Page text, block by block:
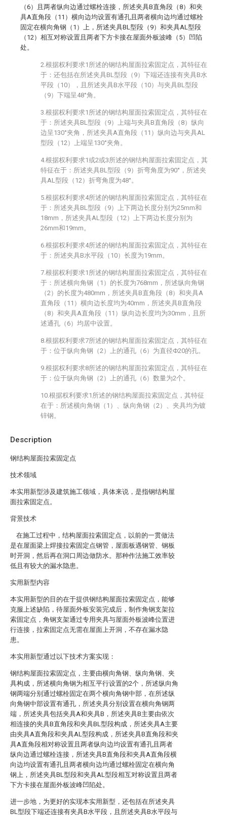
Description
钢结构屋面拉索固定点
技术领域
本实用新型涉及建筑施工领域，具体来说，是指钢结构屋
面拉索固定点。
背景技术
在施工过程中，结构屋面拉索固定点，以前的一贯做法
是在屋面梁上焊接拉索固定点钢管，屋面板遇钢管、钢板
时开洞，然后再在洞口周边做防水。那种作法施工效率较
低且有较大的漏水隐患。
实用新型内容
本实用新型的目的在于提供钢结构屋面拉索固定点，能够
克服上述缺陷，待屋面外板安装完成后，制作角钢支架拉
索固定点，角钢支架通过专用夹具与屋面外板波峰位置进
行连接，拉索固定点无需在屋面上开洞，不存在漏水隐
患。
本实用新型通过以下技术方案实现：
钢结构屋面拉索固定点，主要由横向角钢、纵向角钢、夹
具构成，所述横向角钢为相互平行设置的2个，所述纵向角
钢两端分别通过螺栓固定在两个横向角钢中部，在所述纵
向角钢中部设置有通孔，所述夹具分别设置在横向角钢两
端，所述夹具包括夹具A和夹具B，所述夹具B主要由依次
相连接的夹具B直角段和夹具BL型段构成，所述夹具A主要
由夹具A直角段和夹具AL型段构成，所述夹具B直角段和夹
具A直角段相对称设置且两者纵向边均设置有通孔且两者
纵向边通过螺栓连接，所述夹具B直角段和夹具A直角段横
向边均设置有通孔且两者横向边均通过螺栓固定在横向角
钢上，所述夹具BL型段和夹具AL型段相互对称设置且两者
下方卡接在屋面外板波峰凹陷处。
进一步地，为更好的实现本实用新型，还包括在所述夹具
BL型段下端还连接有夹具B水平段，且所述夹具B水平段与
（6）且两者纵向边通过螺栓连接，所述夹具B直角段（8）和夹
具A直角段（11）横向边均设置有通孔且两者横向边均通过螺栓
固定在横向角钢（1）上，所述夹具BL型段（9）和夹具AL型段
（12）相互对称设置且两者下方卡接在屋面外板波峰（5）凹陷
处。
2.根据权利要求1所述的钢结构屋面拉索固定点，其特征在
于：还包括在所述夹具BL型段（9）下端还连接有夹具B水
平段（10），且所述夹具B水平段（10）与夹具BL型段
（9）下端呈48°角。
3.根据权利要求1所述的钢结构屋面拉索固定点，其特征在
于：所述夹具BL型段（9）上端与夹具B直角段（8）纵向
边呈130°夹角，所述夹具A直角段（11）纵向边与夹具AL
型段（12）上端呈130°夹角。
4.根据权利要求1或2或3所述的钢结构屋面拉索固定点，其
特征在于：所述夹具BL型段（9）折弯角度为90°，所述夹
具AL型段（12）折弯角度为48°。
5.根据权利要求4所述的钢结构屋面拉索固定点，其特征在
于：所述夹具BL型段（9）上下两边长度分别为25mm和
18mm，所述夹具AL型段（12）上下两边长度分别为
26mm和19mm。
6.根据权利要求4所述的钢结构屋面拉索固定点，其特征在
于：所述夹具B水平段（10）长度为19mm。
7.根据权利要求1所述的钢结构屋面拉索固定点，其特征在
于：所述横向角钢（1）的长度为768mm，所述纵向角钢
（2）的长度为480mm，所述夹具B直角段（8）和夹具A
直角段（11）横向边长度均为40mm，所述夹具B直角段
（8）和夹具A直角段（11）纵向边长度均为30mm，且所
述通孔（6）均居中设置。
8.根据权利要求7所述的钢结构屋面拉索固定点，其特征在
于：位于纵向角钢（2）上的通孔（6）为直径Φ20的孔。
9.根据权利要求8所述的钢结构屋面拉索固定点，其特征在
于：位于纵向角钢（2）上的通孔（6）数量为2个。
10.根据权利要求1所述的钢结构屋面拉索固定点，其特征
在于：所述横向角钢（1）、纵向角钢（2）、夹具均为镀
锌钢。